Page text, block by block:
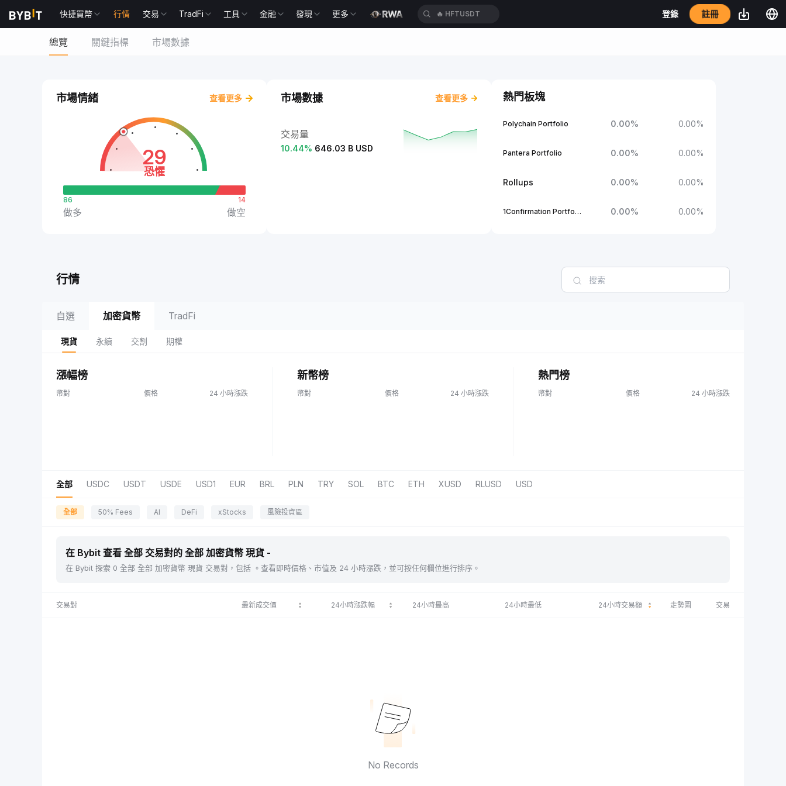
快捷買幣 行情 交易 TradFi 工具 金融 發現 更多 🔥 HFTUSDT 登錄 註冊
總覽 關鍵指標 市場數據
市場情緒 查看更多
29
恐懼
86
做多
14
做空
市場數據 查看更多
交易量
10.44% 646.03 B USD
熱門板塊
Polychain Portfolio 0.00% 0.00%
Pantera Portfolio 0.00% 0.00%
Rollups 0.00% 0.00%
1Confirmation Portfolio 0.00% 0.00%
行情
自選 加密貨幣 TradFi
現貨 永續 交割 期權
漲幅榜
幣對 價格 24 小時漲跌
新幣榜
幣對 價格 24 小時漲跌
熱門榜
幣對 價格 24 小時漲跌
全部 USDC USDT USDE USD1 EUR BRL PLN TRY SOL BTC ETH XUSD RLUSD USD
全部 50% Fees AI DeFi xStocks 風險投資區
在 Bybit 查看 全部 交易對的 全部 加密貨幣 現貨 -
在 Bybit 探索 0 全部 全部 加密貨幣 現貨 交易對，包括 。查看即時價格、市值及 24 小時漲跌，並可按任何欄位進行排序。
交易對 最新成交價 24小時漲跌幅 24小時最高 24小時最低 24小時交易額 走勢圖 交易
No Records